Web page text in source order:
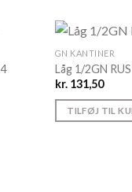
GN KANTINER
Låg 1/2GN
kr.131,50
TILFØJ TIL